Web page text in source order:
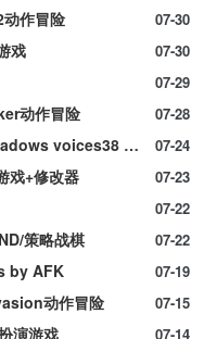
07-30
作冒险
07-30
戏
07-29
07-28
动作冒险
07-24
voices38 新游发布
07-23
戏+修改器
07-22
07-22
策略战棋
07-19
by AFK
07-15
动作冒险
07-14
演游戏